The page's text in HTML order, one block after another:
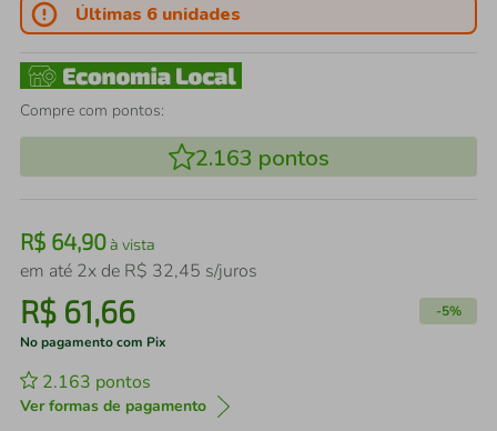
Últimas 6 unidades
Compre com pontos:
2.163 pontos
R$ 64,90à vista
em até 2x de R$ 32,45 s/juros
R$ 61,66 -5%
No pagamento com Pix
2.163 pontos
Ver formas de pagamento